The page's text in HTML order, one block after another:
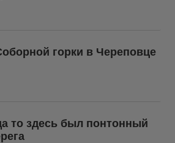
горки в Череповце
то здесь был понтонный